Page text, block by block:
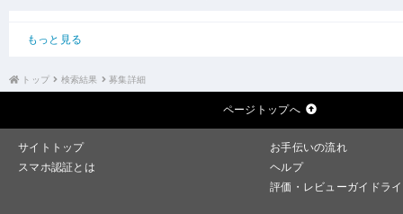
もっと見る
トップ 検索結果 募集詳細
ページトップへ
サイトトップ
お手伝いの流れ
スマホ認証とは
ヘルプ
評価・レビューガイドラ